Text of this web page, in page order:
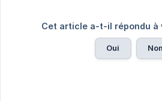
Cet article a-t-il répondu à
Oui Non